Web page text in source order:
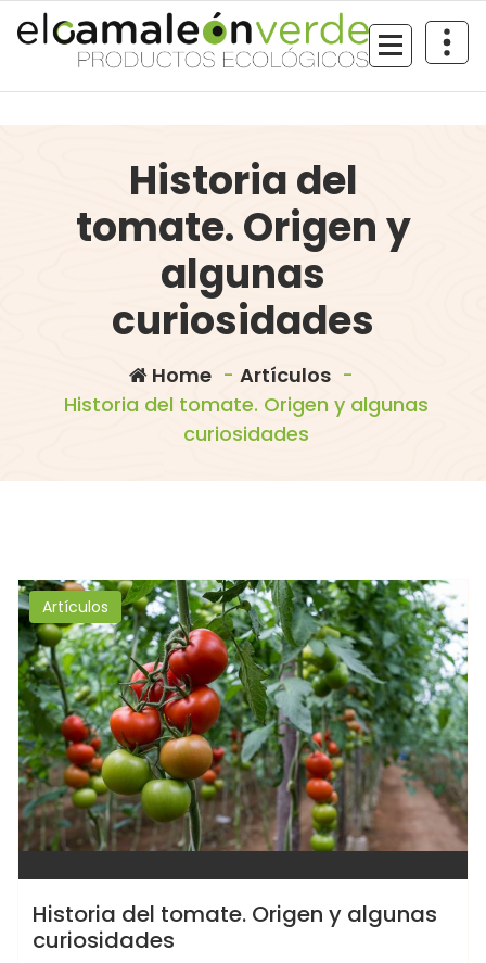
Historia del
tomate. Origen y
algunas
curiosidades
Home - Artículos -
Historia del tomate. Origen y algunas
curiosidades
Artículos
Historia del tomate. Origen y algunas
curiosidades